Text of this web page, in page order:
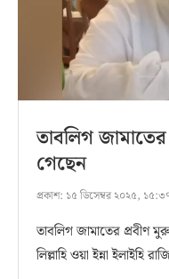
তাবলিগ
গেছেন
প্রকাশ: ১৫ ডিসেম্বর ২০২৫,
তাবলিগ জামাতের প্রবীণ
লিল্লাহি ওয়া ইন্না ইলাইহি